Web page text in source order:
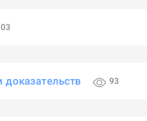
доказательств 93